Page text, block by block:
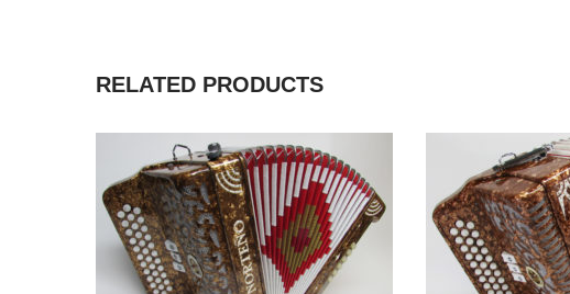
RELATED PRODUCTS